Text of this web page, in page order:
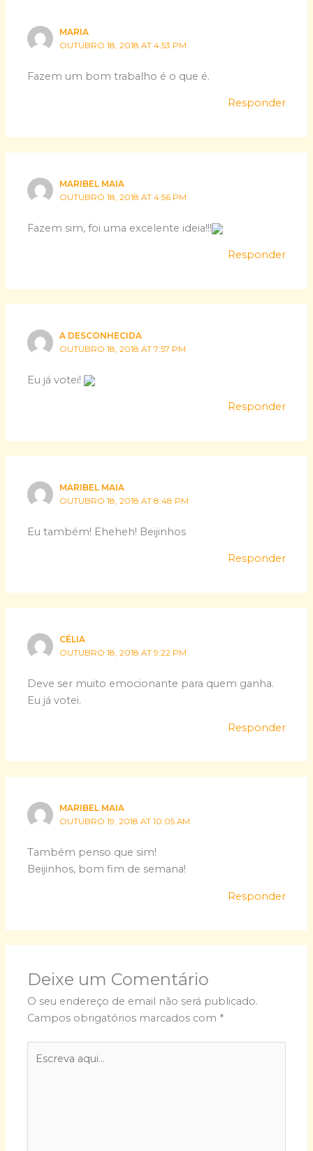
MARIA
OUTUBRO 18, 2018 AT 4:53 PM
Fazem um bom trabalho é o que é.
Responder
MARIBEL MAIA
OUTUBRO 18, 2018 AT 4:56 PM
Fazem sim, foi uma excelente ideia!!!
Responder
A DESCONHECIDA
OUTUBRO 18, 2018 AT 7:57 PM
Eu já votei!
Responder
MARIBEL MAIA
OUTUBRO 18, 2018 AT 8:48 PM
Eu também! Eheheh! Beijinhos
Responder
CÉLIA
OUTUBRO 18, 2018 AT 9:22 PM
Deve ser muito emocionante para quem ganha.
Eu já votei.
Responder
MARIBEL MAIA
OUTUBRO 19, 2018 AT 10:05 AM
Também penso que sim!
Beijinhos, bom fim de semana!
Responder
Deixe um Comentário
O seu endereço de email não será publicado.
Campos obrigatórios marcados com *
aqui...